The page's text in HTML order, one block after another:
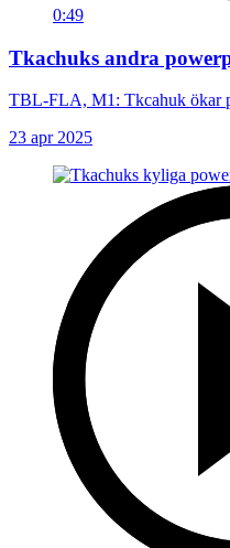
0:49
Tkachuks andra
TBL-FLA, M1: Tkcahuk ökar
23 apr 2025